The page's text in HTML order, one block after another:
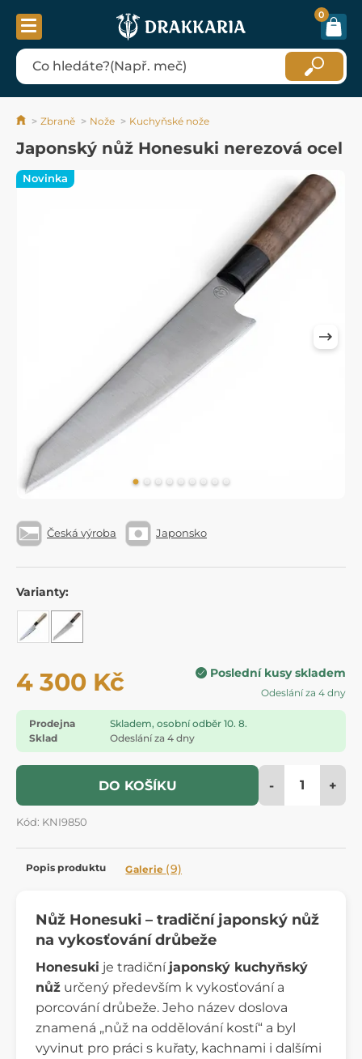
0
Zbraně Nože Kuchyňské nože
Japonský nůž Honesuki nerezová ocel
Česká výroba Japonsko
Varianty:
4 300 Kč Poslední kusy skladem
Odeslání za 4 dny
Prodejna
Skladem, osobní odběr 10. 8.
Sklad
Odeslání za 4 dny
DO KOŠÍKU - +
Kód: KNI9850
Novinka
Popis produktu Galerie (9)
Nůž Honesuki – tradiční japonský nůž
na vykosťování drůbeže
Honesuki je tradiční japonský kuchyňský
nůž určený především k vykosťování a
porcování drůbeže. Jeho název doslova
znamená „nůž na oddělování kostí“ a byl
vyvinut pro práci s kuřaty, kachnami i dalšími